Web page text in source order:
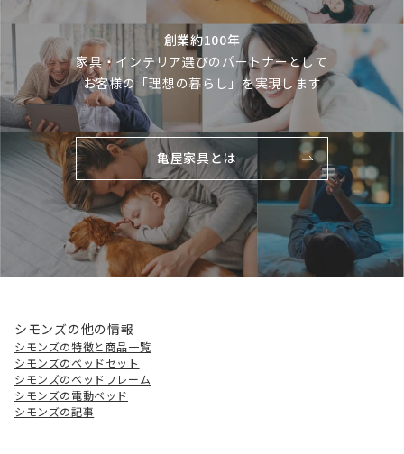
創業約100年
家具・インテリア選びのパートナーとして
お客様の「理想の暮らし」を実現します
亀屋家具とは
シモンズの他の情報
シモンズの特徴と商品一覧
シモンズのベッドセット
シモンズのベッドフレーム
シモンズの電動ベッド
シモンズの記事